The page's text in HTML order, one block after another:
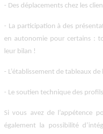
- Des déplacements chez les
- La participation à des
en autonomie pour certains :
leur bilan !
- L’établissement de tableaux
- Le soutien technique des
Si vous avez de l’appétence
également la possibilité